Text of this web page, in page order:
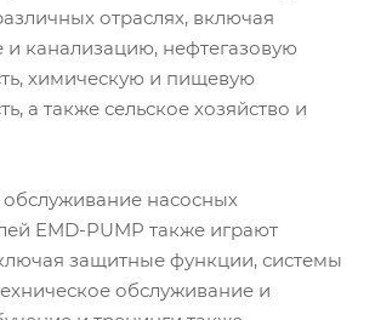
отраслях, включая
канализацию, нефтегазовую
химическую и пищевую
а также сельское хозяйство и
обслуживание насосных
EMD-PUMP также играют
защитные функции, системы
обслуживание и